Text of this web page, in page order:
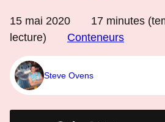
15 mai 2020 17 minutes
lecture)
Conteneurs
Steve Ovens